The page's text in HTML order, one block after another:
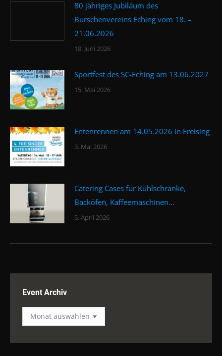
80 jähriges Jubiläum des
Burschenvereins Eching vom 18. –
21.06.2026
18. Juni 2026
Sportfest des SC-Eching am 13.06.2027
15. Mai 2026
Entenrennen am 14.05.2026 in Freising
3. Mai 2026
Catering Cases für Kühlschränke,
Backöfen, Kaffeemaschinen…
5. April 2026
Event Archiv
Event
Archiv